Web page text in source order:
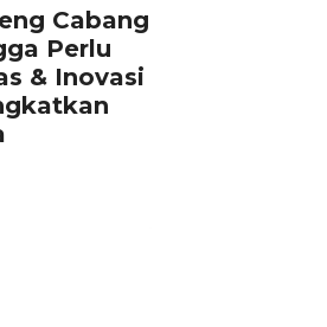
Cabang
Perlu
& Inovasi